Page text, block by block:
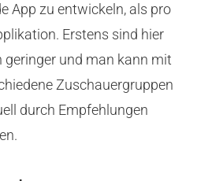
App zu entwickeln, als pro
Erstens sind hier
und man kann mit
Zuschauergruppen
durch Empfehlungen